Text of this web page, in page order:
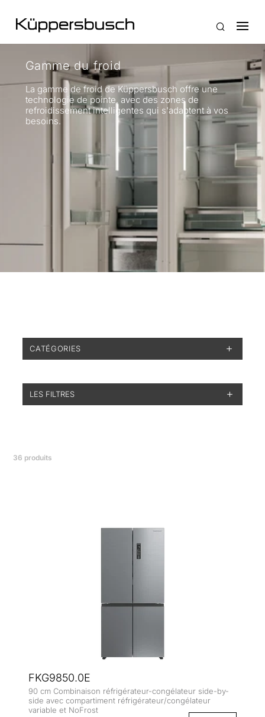
Gamme du froid
La gamme de froid de Küppersbusch offre une
technologie de pointe, avec des zones de
refroidissement intelligentes qui s'adaptent à vos
besoins.
CATÉGORIES
LES FILTRES
36 produits
FKG9850.0E
90 cm Combinaison réfrigérateur-congélateur side-by-
side avec compartiment réfrigérateur/congélateur
variable et NoFrost